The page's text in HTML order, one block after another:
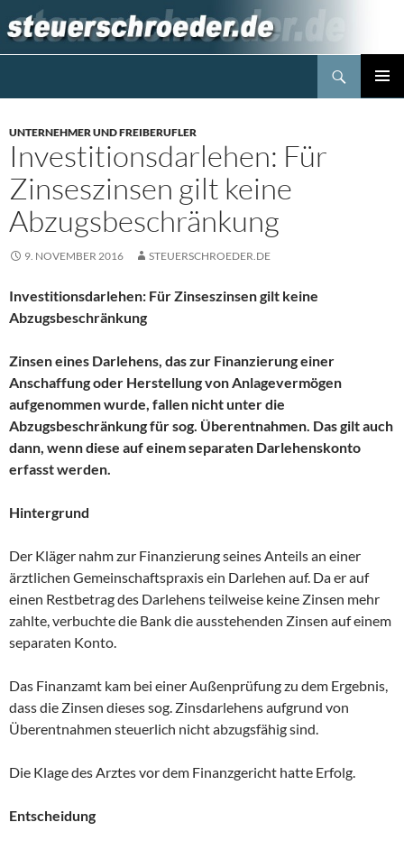
Inhalt
springen
UNTERNEHMER UND FREIBERUFLER
Investitionsdarlehen: Für
Zinseszinsen gilt keine
Abzugsbeschränkung
9. NOVEMBER 2016 STEUERSCHROEDER.DE
Investitionsdarlehen: Für Zinseszinsen gilt keine
Abzugsbeschränkung
Zinsen eines Darlehens, das zur Finanzierung einer
Anschaffung oder Herstellung von Anlagevermögen
aufgenommen wurde, fallen nicht unter die
Abzugsbeschränkung für sog. Überentnahmen. Das gilt auch
dann, wenn diese auf einem separaten Darlehenskonto
erfasst werden.
Hintergrund
Der Kläger nahm zur Finanzierung seines Anteils an einer
ärztlichen Gemeinschaftspraxis ein Darlehen auf. Da er auf
einen Restbetrag des Darlehens teilweise keine Zinsen mehr
zahlte, verbuchte die Bank die ausstehenden Zinsen auf einem
separaten Konto.
Das Finanzamt kam bei einer Außenprüfung zu dem Ergebnis,
dass die Zinsen dieses sog. Zinsdarlehens aufgrund von
Überentnahmen steuerlich nicht abzugsfähig sind.
Die Klage des Arztes vor dem Finanzgericht hatte Erfolg.
Entscheidung